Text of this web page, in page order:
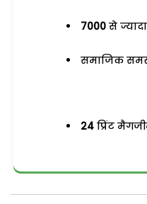
7000 से
समाजिक
24 प्रिंट